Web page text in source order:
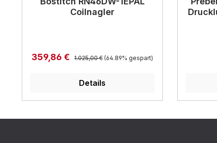
Coilnagler
Verkaufspreis:
359,86 € Regulärer Preis:
1.025,00 € (64.89% gespart)
Details